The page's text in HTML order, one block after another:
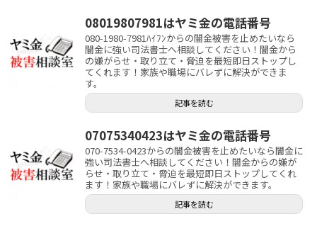
08019807981はヤミ金の電話番号
080-1980-7981ﾊｲﾌﾝからの闇金被害を止めたいなら
闇金に強い司法書士へ相談してください！闇金から
の嫌がらせ・取り立て・脅迫を最短即日ストップし
てくれます！家族や職場にバレずに解決ができま
す。
記事を読む
07075340423はヤミ金の電話番号
070-7534-0423からの闇金被害を止めたいなら闇金に
強い司法書士へ相談してください！闇金からの嫌が
らせ・取り立て・脅迫を最短即日ストップしてくれ
ます！家族や職場にバレずに解決ができます。
記事を読む